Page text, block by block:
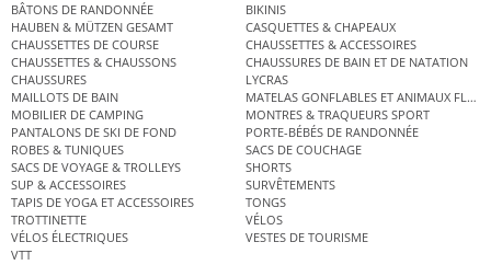
BÂTONS DE RANDONNÉE
BIKINIS
HAUBEN & MÜTZEN GESAMT
CASQUETTES & CHAPEAUX
CHAUSSETTES DE COURSE
CHAUSSETTES & ACCESSOIRES
CHAUSSETTES & CHAUSSONS
CHAUSSURES DE BAIN ET DE NATATION
CHAUSSURES
LYCRAS
MAILLOTS DE BAIN
MATELAS GONFLABLES ET ANIMAUX
MOBILIER DE CAMPING
MONTRES & TRAQUEURS SPORT
PANTALONS DE SKI DE FOND
PORTE-BÉBÉS DE RANDONNÉE
ROBES & TUNIQUES
SACS DE COUCHAGE
SACS DE VOYAGE & TROLLEYS
SHORTS
SUP & ACCESSOIRES
SURVÊTEMENTS
TAPIS DE YOGA ET ACCESSOIRES
TONGS
TROTTINETTE
VÉLOS
VÉLOS ÉLECTRIQUES
VESTES DE TOURISME
VTT